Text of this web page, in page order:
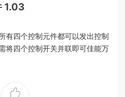
1.03
有四个控制元件都可以发出控制
将四个控制开关并联即可佳能万